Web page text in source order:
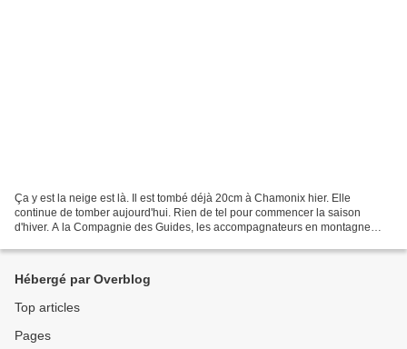
Ça y est la neige est là. Il est tombé déjà 20cm à Chamonix hier. Elle
continue de tomber aujourd'hui. Rien de tel pour commencer la saison
d'hiver. A la Compagnie des Guides, les accompagnateurs en montagne
Hébergé par Overblog
Top articles
Pages